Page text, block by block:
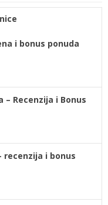
i bonus ponuda
Recenzija i Bonus
recenzija i bonus